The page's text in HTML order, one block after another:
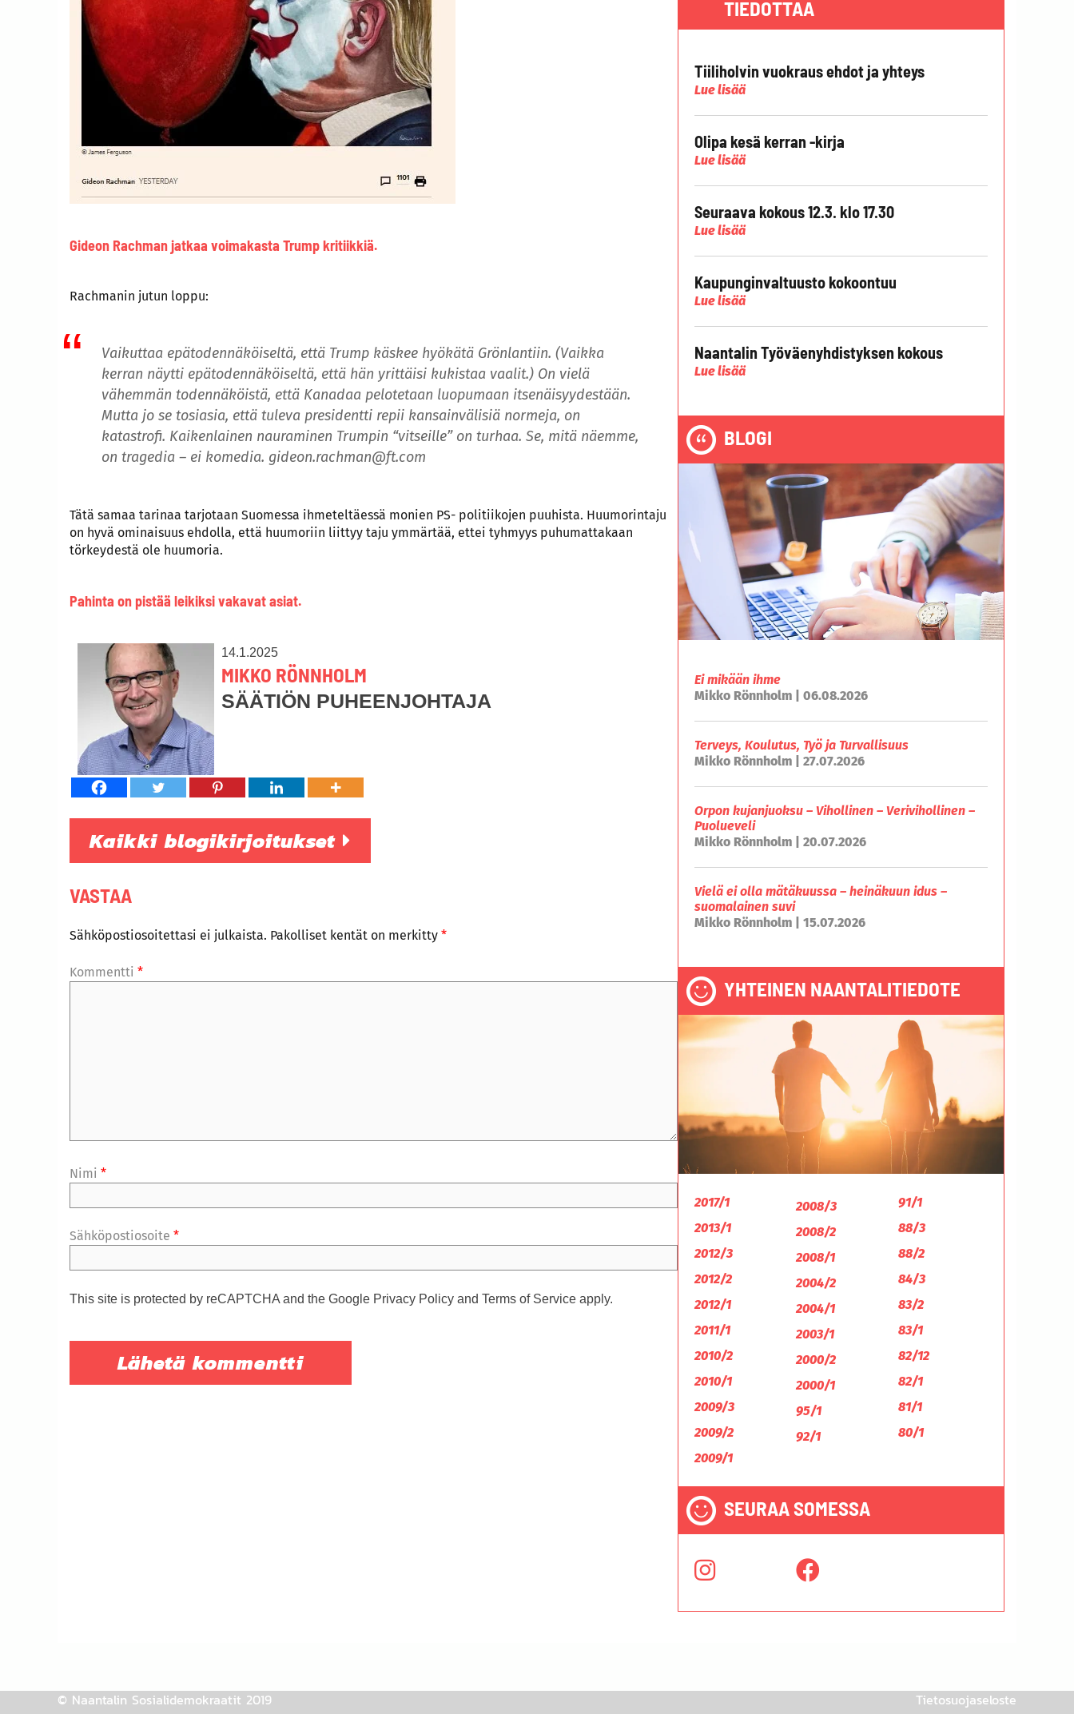
Gideon Rachman jatkaa voimakasta Trump kritiikkiä.
Rachmanin jutun loppu:
Vaikuttaa epätodennäköiseltä, että Trump käskee hyökätä Grönlantiin. (Vaikka
kerran näytti epätodennäköiseltä, että hän yrittäisi kukistaa vaalit.) On vielä
vähemmän todennäköistä, että Kanadaa pelotetaan luopumaan itsenäisyydestään.
Mutta jo se tosiasia, että tuleva presidentti repii kansainvälisiä normeja, on
katastrofi. Kaikenlainen nauraminen Trumpin “vitseille” on turhaa. Se, mitä näemme,
on tragedia – ei komedia. gideon.rachman@ft.com
Tätä samaa tarinaa tarjotaan Suomessa ihmeteltäessä monien PS- politiikojen puuhista. Huumorintaju
on hyvä ominaisuus ehdolla, että huumoriin liittyy taju ymmärtää, ettei tyhmyys puhumattakaan
törkeydestä ole huumoria.
Pahinta on pistää leikiksi vakavat asiat.
14.1.2025
MIKKO RÖNNHOLM
SÄÄTIÖN PUHEENJOHTAJA
Kaikki blogikirjoitukset
VASTAA
Sähköpostiosoitettasi ei julkaista. Pakolliset kentät on merkitty *
Kommentti *
Nimi *
Sähköpostiosoite *
This site is protected by reCAPTCHA and the Google Privacy Policy and Terms of Service apply.
TIEDOTTAA
Tiiliholvin vuokraus ehdot ja yhteys
Lue lisää
Olipa kesä kerran -kirja
Lue lisää
Seuraava kokous 12.3. klo 17.30
Lue lisää
Kaupunginvaltuusto kokoontuu
Lue lisää
Naantalin Työväenyhdistyksen kokous
Lue lisää
BLOGI
Ei mikään ihme
Mikko Rönnholm | 06.08.2026
Terveys, Koulutus, Työ ja Turvallisuus
Mikko Rönnholm | 27.07.2026
Orpon kujanjuoksu – Vihollinen – Verivihollinen –
Puolueveli
Mikko Rönnholm | 20.07.2026
Vielä ei olla mätäkuussa – heinäkuun idus –
suomalainen suvi
Mikko Rönnholm | 15.07.2026
YHTEINEN NAANTALITIEDOTE
2017/1
2013/1
2012/3
2012/2
2012/1
2011/1
2010/2
2010/1
2009/3
2009/2
2009/1
2008/3
2008/2
2008/1
2004/2
2004/1
2003/1
2000/2
2000/1
95/1
92/1
91/1
88/3
88/2
84/3
83/2
83/1
82/12
82/1
81/1
80/1
SEURAA SOMESSA
© Naantalin Sosialidemokraatit 2019 Tietosuojaseloste